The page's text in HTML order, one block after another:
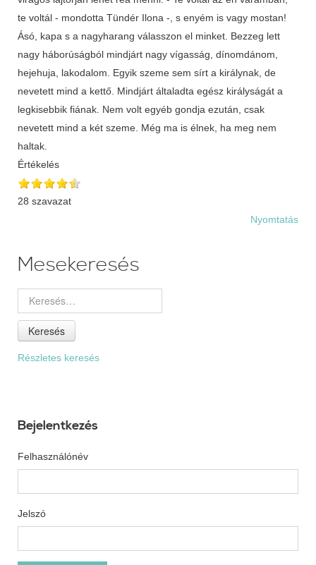
Értékelés
28 szavazat
Nyomtatás
Mesekeresés
Keresés
Részletes keresés
Bejelentkezés
Felhasználónév
Jelszó